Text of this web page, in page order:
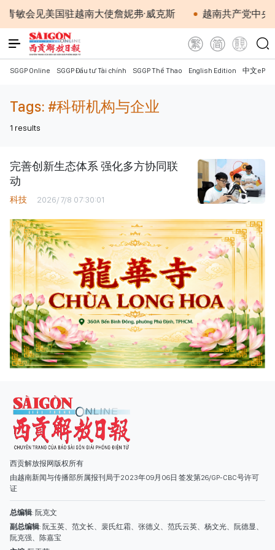
敏会见美国驻越南大使詹妮弗·威克斯 越南共产党中央
SGGP Online SGGP Đầu tư Tài chính SGGP Thể Thao English Edition 中文
Tags: #科研机构与企业
1 results
完善创新生态体系 强化多方协同联
动
科技 2026/7/8 07:30:01
西贡解放报网版权所有
由越南新闻与传播部所属报刊局于2023年09月06日 签发第26/GP-CBC号许可
证
总编辑: 阮克文
副总编辑: 阮玉英、范文长、裴氏红霜、张德义、范氏云英、杨文光、阮德显、
阮克强、陈嘉宝